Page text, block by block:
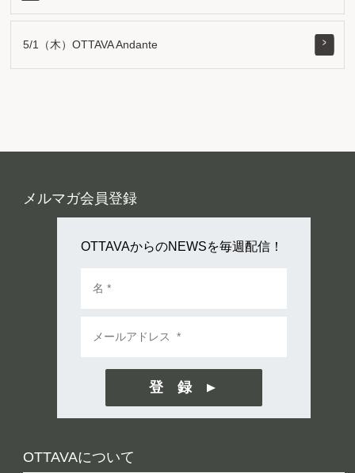
5/1（木）OTTAVA Andante
OTTAVAについて
メルマガ会員登録
OTTAVAからのNEWSを毎週配信！
登 録